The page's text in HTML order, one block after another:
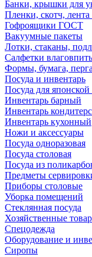
Банки, крышки для
Пленки, скотч,
Гофроящики ГОСТ
Вакуумные пакеты
Лотки, стаканы,
Салфетки
Формы, бумага,
Посуда и инвентарь
Посуда для
Инвентарь барный
Инвентарь
Инвентарь кухонный
Ножи и аксессуары
Посуда одноразовая
Посуда столовая
Посуда из
Предметы
Приборы столовые
Уборка помещений
Стеклянная посуда
Хозяйственные
Спецодежда
Оборудование и
Сиропы